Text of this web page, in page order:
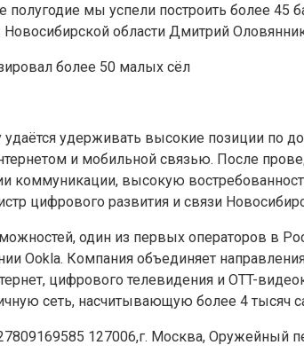
полугодие мы успели построить более
области Дмитрий
удерживать высокие позиции по
и мобильной связью. После
коммуникации, высокую
цифрового развития и связи
один из первых операторов в
Ookla. Компания объединяет
цифрового телевидения и OTT-
сеть, насчитывающую более 4 тысяч
127006,г. Москва, Оружейный